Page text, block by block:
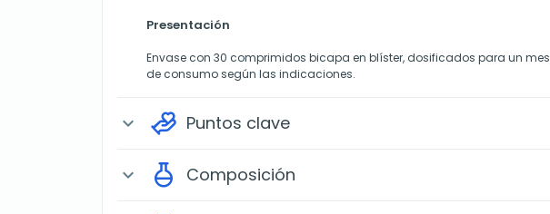
Presentación
Envase con 30 comprimidos bicapa en blíster, dosificados para un mes
de consumo según las indicaciones.
expand_more Puntos clave
expand_more Composición